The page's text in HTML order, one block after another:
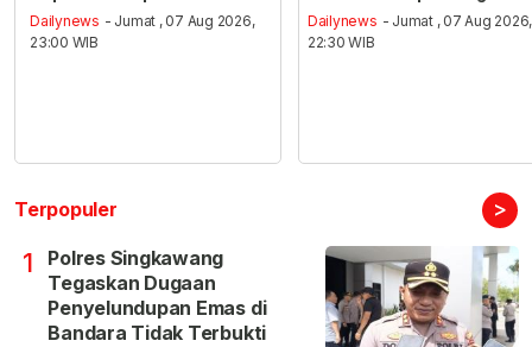
Dailynews - Jumat , 07 Aug 2026,
23:00 WIB
Dailynews - Jumat , 07 Aug 2026,
22:30 WIB
Terpopuler >
1
Polres Singkawang
Tegaskan Dugaan
Penyelundupan Emas di
Bandara Tidak Terbukti